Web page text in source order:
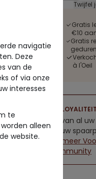
Twijfel
Gratis
€10
Gratis
à l'Oeil
5% van al
op uw
Zie meer
community
navigatie
Deze
van de
of via onze
interesses
te
worden alleen
website.